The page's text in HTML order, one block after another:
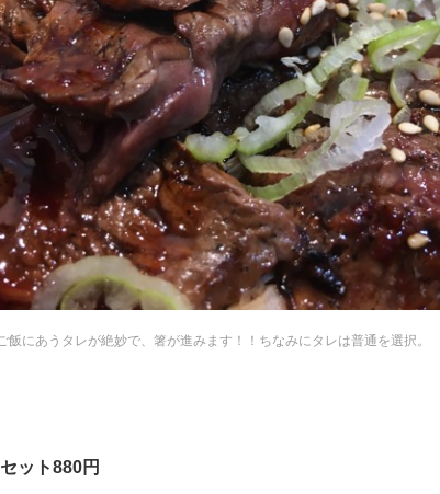
飯にあうタレが絶妙で、箸が進みます！！ちなみにタレは普通を選択。
ット880円